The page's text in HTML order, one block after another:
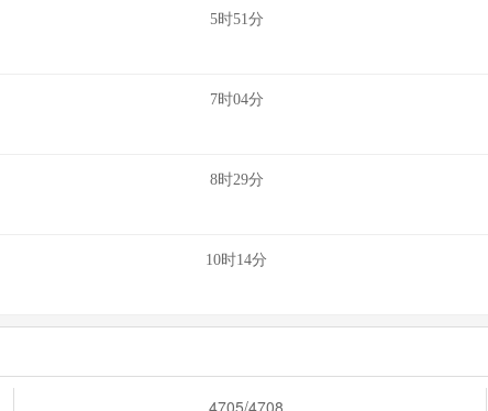
5时51分
7时04分
8时29分
10时14分
4705/4708